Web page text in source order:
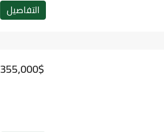
التفاصيل
355,000$